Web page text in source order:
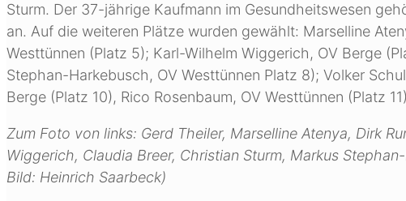
Sturm. Der 37-jährige Kaufmann im Gesundheitswesen
an. Auf die weiteren Plätze wurden gewählt: Marselline
Westtünnen (Platz 5); Karl-Wilhelm Wiggerich, OV Berge
Stephan-Harkebusch, OV Westtünnen Platz 8); Volker
Berge (Platz 10), Rico Rosenbaum, OV Westtünnen (Platz
Zum Foto von links: Gerd Theiler, Marselline Atenya, Dirk
Wiggerich, Claudia Breer, Christian Sturm, Markus
Bild: Heinrich Saarbeck)